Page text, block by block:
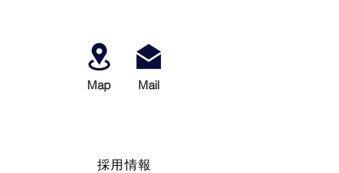
Map ​Mail
採用情報